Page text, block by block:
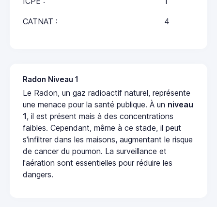
CATNAT : 4
Radon Niveau 1
Le Radon, un gaz radioactif naturel, représente
une menace pour la santé publique. À un niveau
1, il est présent mais à des concentrations
faibles. Cependant, même à ce stade, il peut
s'infiltrer dans les maisons, augmentant le risque
de cancer du poumon. La surveillance et
l'aération sont essentielles pour réduire les
dangers.